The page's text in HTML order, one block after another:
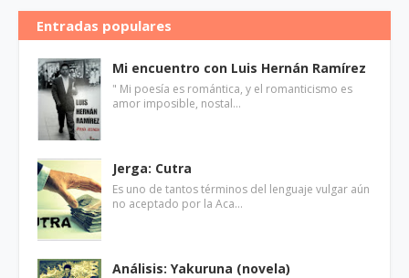
Entradas populares
Mi encuentro con Luis Hernán Ramírez
" Mi poesía es romántica, y el romanticismo es
amor imposible, nostal…
Jerga: Cutra
Es uno de tantos términos del lenguaje vulgar aún
no aceptado por la Aca…
Análisis: Yakuruna (novela)